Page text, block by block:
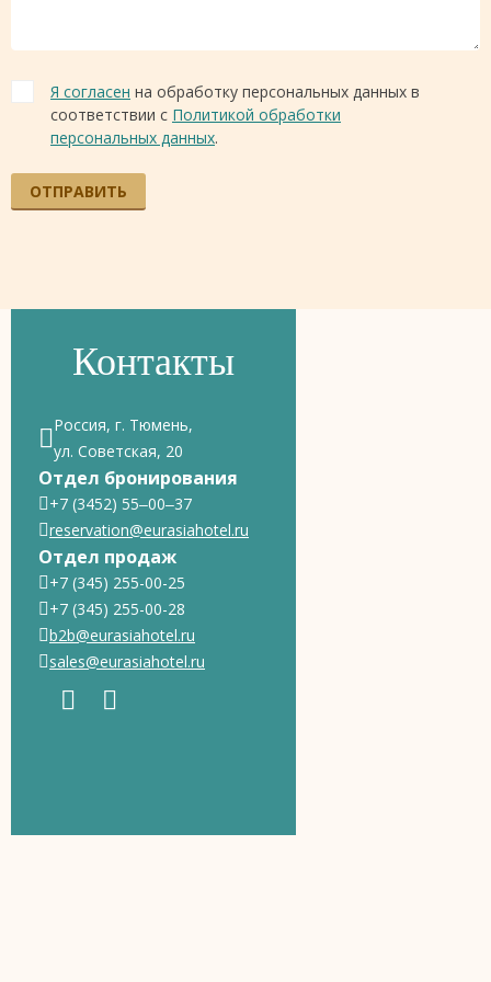
Я согласен на обработку персональных данных в
соответствии с Политикой обработки
персональных данных.
ОТПРАВИТЬ
Контакты
Россия, г. Тюмень,
ул. Советская, 20
Отдел бронирования
+7 (3452) 55‒00‒37
reservation@eurasiahotel.ru
Отдел продаж
+7 (345) 255-00-25
+7 (345) 255-00-28
b2b@eurasiahotel.ru
sales@eurasiahotel.ru